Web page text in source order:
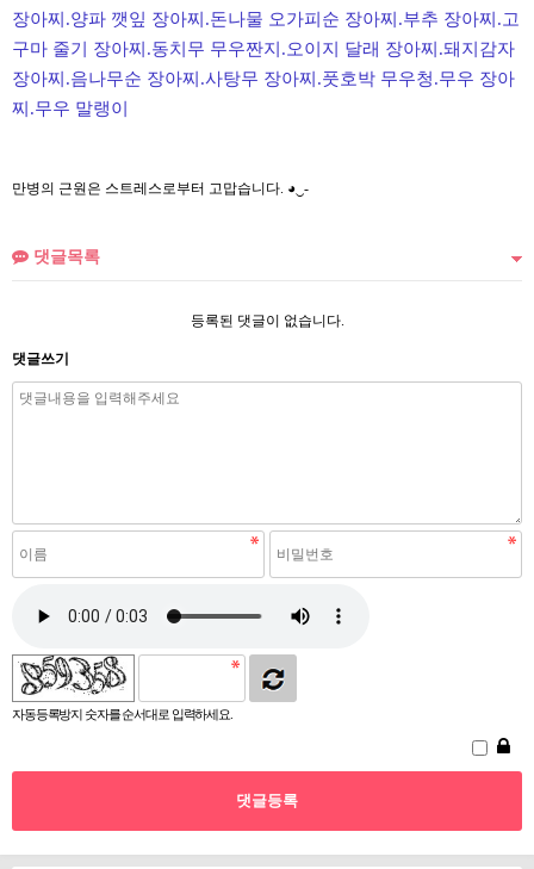
장아찌.양파 깻잎 장아찌.돈나물 오가피순 장아찌.부추 장아찌.고
구마 줄기 장아찌.동치무 무우짠지.오이지 달래 장아찌.돼지감자
장아찌.음나무순 장아찌.사탕무 장아찌.풋호박 무우청.무우 장아
찌.무우 말랭이
만병의 근원은 스트레스로부터 고맙습니다. ◕‿-
댓글목록
등록된 댓글이 없습니다.
댓글쓰기
자동등록방지 숫자를 순서대로 입력하세요.